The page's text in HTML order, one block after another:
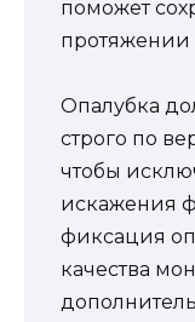
поможет
протяжении
Опалубка
строго по
чтобы
искажения
фиксация
качества